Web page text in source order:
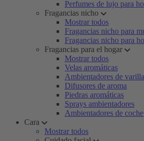
Perfumes de lujo para
Fragancias nicho
Mostrar todos
Fragancias nicho para
Fragancias nicho para
Fragancias para el hogar
Mostrar todos
Velas aromáticas
Ambientadores de
Difusores de aroma
Piedras aromáticas
Sprays ambientadores
Ambientadores de coche
Cara
Mostrar todos